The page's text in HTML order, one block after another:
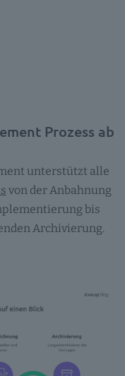
Prozess ab
unterstützt alle
von der Anbahnung
bis
Archivierung.